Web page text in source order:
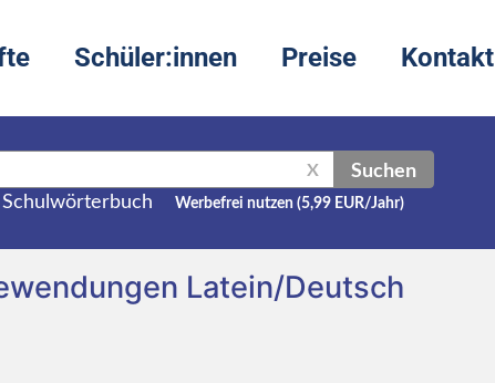
Schüler:innen Preise Kontakt
X Suchen
Schulwörterbuch Werbefrei nutzen (5,99 EUR/Jahr)
Latein/Deutsch